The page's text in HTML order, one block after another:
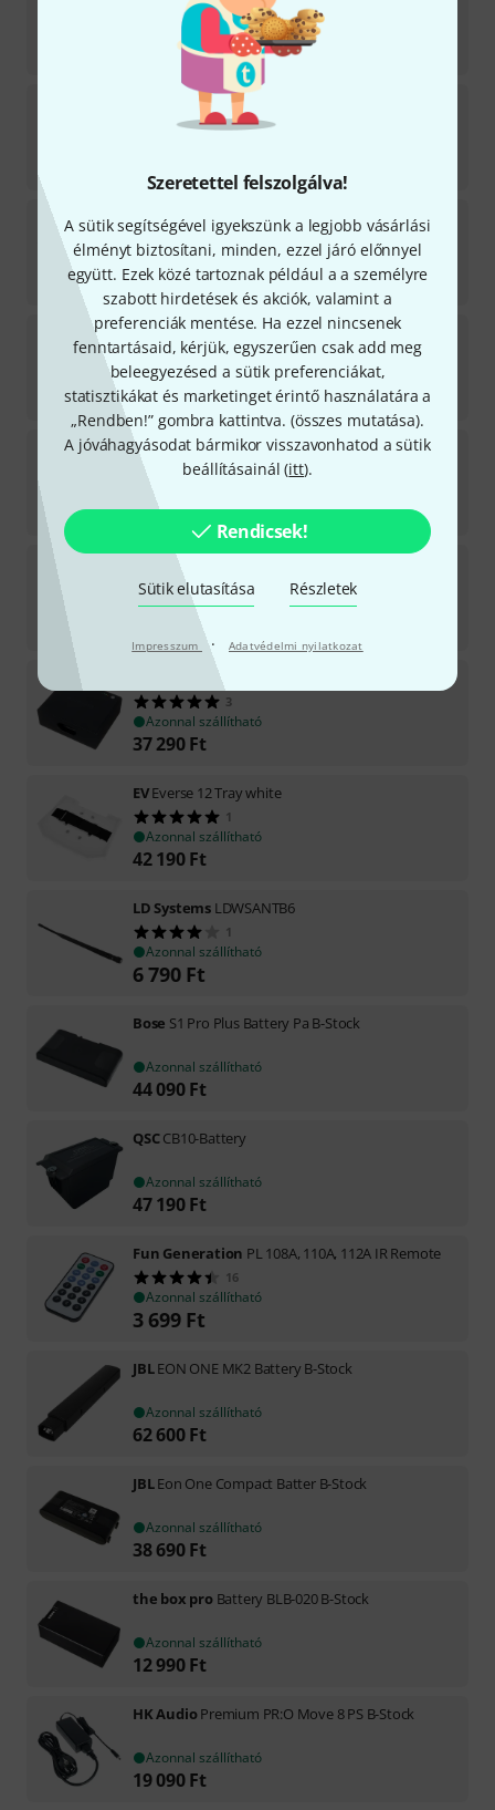
Szeretettel felszolgálva!
A sütik segítségével igyekszünk a legjobb vásárlási
élményt biztosítani, minden, ezzel járó előnnyel
együtt. Ezek közé tartoznak például a a személyre
szabott hirdetések és akciók, valamint a
preferenciák mentése. Ha ezzel nincsenek
fenntartásaid, kérjük, egyszerűen csak add meg
beleegyezésed a sütik preferenciákat,
statisztikákat és marketinget érintő használatára a
„Rendben!” gombra kattintva. (összes mutatása).
A jóváhagyásodat bármikor visszavonhatod a sütik
beállításainál (itt).
Rendicsek!
Sütik elutasítása Részletek
Impresszum · Adatvédelmi nyilatkozat
14
Azonnal szállítható
6 790Ft
LD Systems Maui 5 Go CD
2
the box pro Battery BLB-020
Azonnal szállítható
17 290Ft
EV Everse 8 Bat-W
1
Azonnal szállítható
50 400Ft
HK AudioPremium PR:O Move 8 Charger
5
Azonnal szállítható
17 290Ft
Monacor
1
Azonnal szállítható
Ft
B1 Battery
3
Azonnal szállítható
37 290 Ft
EVEverse 12 Tray white
1
Azonnal szállítható
42 190 Ft
LD Systems LDWSANTB6
1
Azonnal szállítható
6 790 Ft
Bose S1 Pro Plus Battery Pa B-Stock
Azonnal szállítható
44 090 Ft
QSCCB10-Battery
Azonnal szállítható
47 190 Ft
Fun Generation PL 108A, 110A, 112A IR Remote
16
Azonnal szállítható
3 699 Ft
JBLEON ONE MK2 Battery B-Stock
Azonnal szállítható
62 600 Ft
JBLEon One Compact Batter B-Stock
Azonnal szállítható
38 690 Ft
the box pro Battery BLB-020 B-Stock
Azonnal szállítható
12 990 Ft
HK AudioPremium PR:O Move 8 PS B-Stock
Azonnal szállítható
19 090 Ft